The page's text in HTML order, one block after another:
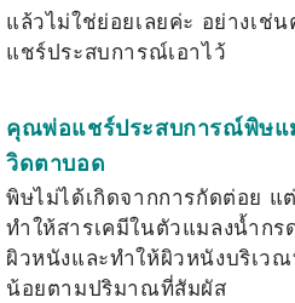
แล้วไม่ใช่ย่อยเลยค่ะ อย่างเช่
แชร์ประสบการณ์เอาไว้
คุณพ่อแชร์ประสบการณ์พิษแ
วิดตาบอด
พิษไม่ได้เกิดจากการกัดต่อย แ
ทำให้สารเคมีในตัวแมลงน้ำก
ผิวหนังและทำให้ผิวหนังบริเว
น้อยตามปริมาณที่สัมผัส